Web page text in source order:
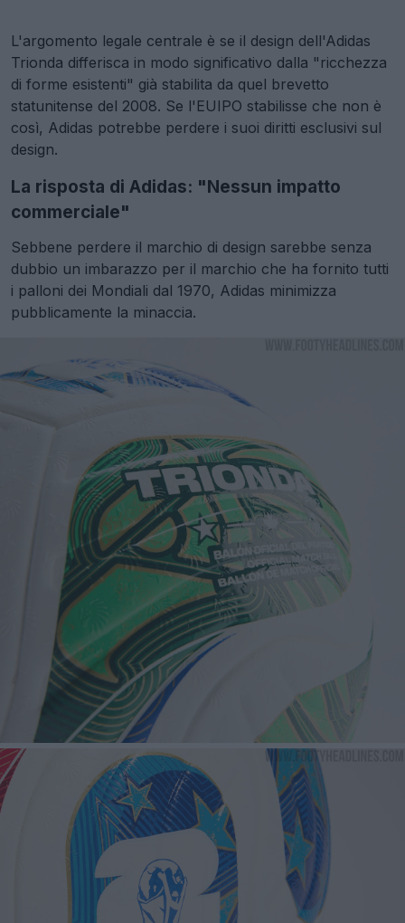
L'argomento legale centrale è se il design dell'Adidas
Trionda differisca in modo significativo dalla "ricchezza
di forme esistenti" già stabilita da quel brevetto
statunitense del 2008. Se l'EUIPO stabilisse che non è
così, Adidas potrebbe perdere i suoi diritti esclusivi sul
design.
La risposta di Adidas: "Nessun impatto
commerciale"
Sebbene perdere il marchio di design sarebbe senza
dubbio un imbarazzo per il marchio che ha fornito tutti
i palloni dei Mondiali dal 1970, Adidas minimizza
pubblicamente la minaccia.